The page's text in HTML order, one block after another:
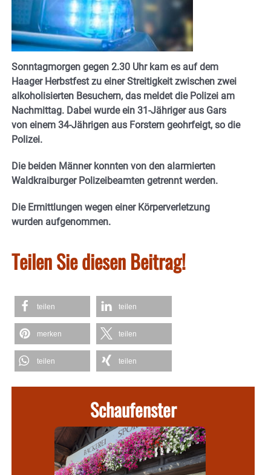
Sonntagmorgen gegen 2.30 Uhr kam es auf dem
Haager Herbstfest zu einer Streitigkeit zwischen zwei
alkoholisierten Besuchern, das meldet die Polizei am
Nachmittag. Dabei wurde ein 31-Jähriger aus Gars
von einem 34-Jährigen aus Forstern geohrfeigt, so die
Polizei.
Die beiden Männer konnten von den alarmierten
Waldkraiburger Polizeibeamten getrennt werden.
Die Ermittlungen wegen einer Körperverletzung
wurden aufgenommen.
Teilen Sie diesen Beitrag!
teilen teilen
merken teilen
teilen teilen
Schaufenster